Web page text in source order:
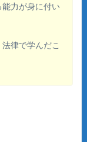
力が身に付い
律で学んだこ